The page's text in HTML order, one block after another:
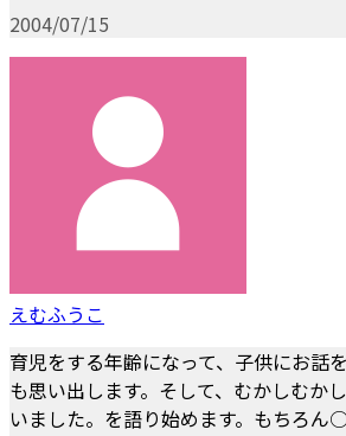
2004/07/15
えむふうこ
育児をする年齢になって、子供にお話
も思い出します。そして、むかしむ
いました。を語り始めます。もちろ